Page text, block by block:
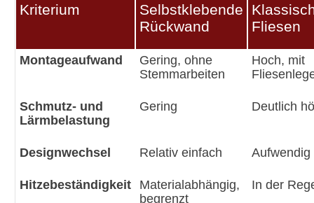
Kriterium
Selbstklebende
Rückwand
Fliesen
Montageaufwand
Gering, ohne
Stemmarbeiten
Hoch, mit
Schmutz- und
Lärmbelastung
Gering Deutlich
Designwechsel Relativ einfach Aufwendig
Hitzebeständigkeit
Materialabhängig,
begrenzt
In der